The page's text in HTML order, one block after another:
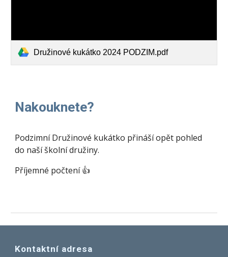
Družinové kukátko 2024 PODZIM.pdf
Nakouknete?
Podzimní Družinové kukátko přináší opět pohled
do naší školní družiny.
Příjemné počtení 👍
Kontaktní adresa